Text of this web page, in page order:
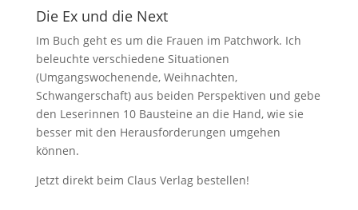
Die Ex und die Next
Im Buch geht es um die Frauen im Patchwork. Ich
beleuchte verschiedene Situationen
(Umgangswochenende, Weihnachten,
Schwangerschaft) aus beiden Perspektiven und gebe
den Leserinnen 10 Bausteine an die Hand, wie sie
besser mit den Herausforderungen umgehen
können.
Jetzt direkt beim Claus Verlag bestellen!